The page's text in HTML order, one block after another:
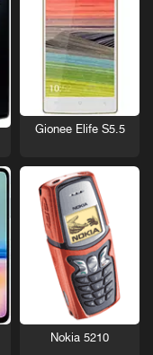
Gionee Elife S5.5
Nokia 5210